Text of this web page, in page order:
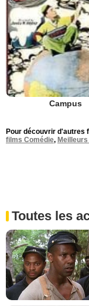
Campus
Pour découvrir d'autres
films Comédie,
Toutes les